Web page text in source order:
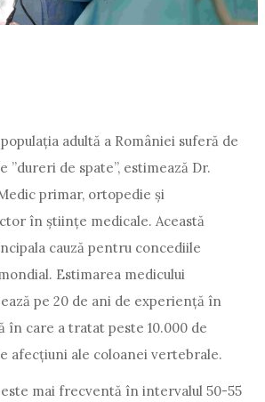
adultă a României suferă de
”dureri de spate”, estimează Dr.
primar, ortopedie și
în științe medicale. Această
cauză pentru concediile
Estimarea medicului
pe 20 de ani de experiență în
în care a tratat peste 10.000 de
afecțiuni ale coloanei vertebrale.
mai frecventă în intervalul 50-55